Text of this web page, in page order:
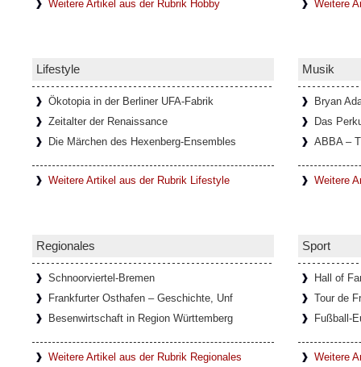
Um Schloss Köpenick rankt sich eine
ehemalige Burg auf der Schlossinsel, mit
ausgezeichnete
[Weiterlesen...]
Im Goethe-Haus in Rom läuft eine
Weitere Artikel aus der Rubrik Hobby Weitere
Lifestyle
Ökotopia in der Berliner UFA-Fabrik
Zeitalter der Renaissance
Die Märchen des Hexenberg-Ensembles
Weitere Artikel aus der Rubrik Lifestyle
Musik
Bryan
Das
ABBA –
Weitere
Regionales
Schnoorviertel-Bremen
Frankfurter Osthafen – Geschichte, Unf
Besenwirtschaft in Region Württemberg
Weitere Artikel aus der Rubrik Regionales
Sport
Hall of
Tour de
Fußball-
Weitere